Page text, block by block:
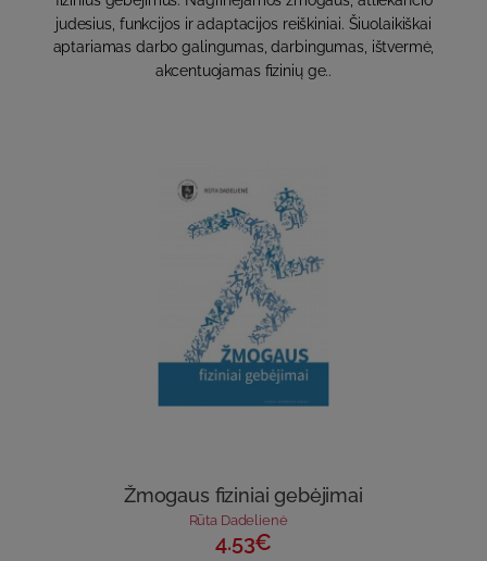
judesius, funkcijos ir adaptacijos reiškiniai. Šiuolaikiškai
aptariamas darbo galingumas, darbingumas, ištvermė,
akcentuojamas fizinių ge..
Žmogaus fiziniai gebėjimai
Rūta Dadelienė
4.53€